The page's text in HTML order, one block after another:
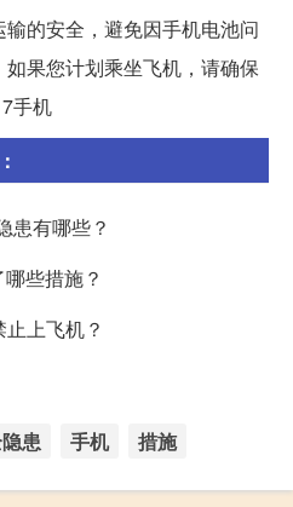
的安全，避免因手机电池问
果您计划乘坐飞机，请确保
手机
患有哪些？
些措施？
上飞机？
患 手机 措施